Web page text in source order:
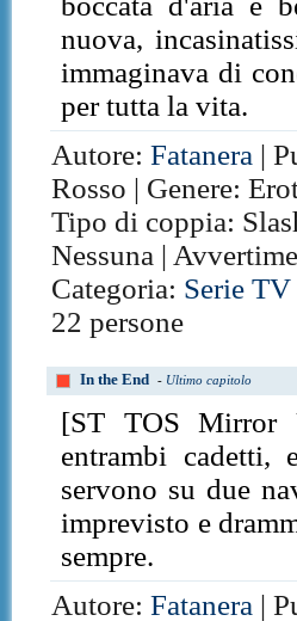
nuova,
immaginava di
per tutta la vita.
Autore:Fatanera |
Rosso | Genere:
Tipo di coppia:
Nessuna |
Categoria: Serie TV
22 persone
In the End - Ultimo capitolo
[ST TOS Mirror
entrambi cadetti,
servono su due
imprevisto e
sempre.
Autore:Fatanera |